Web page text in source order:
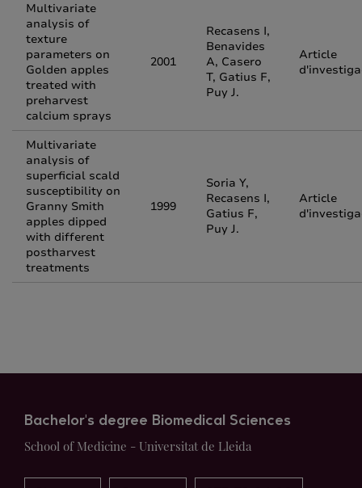
Multivariate
analysis of
texture
parameters on
Golden apples
treated with
preharvest
calcium sprays
2001
Recasens I,
Benavides
A, Casero
T, Gatius F,
Puy J.
Article
Multivariate
analysis of
superficial scald
susceptibility on
Granny Smith
apples dipped
with different
postharvest
treatments
1999
Soria Y,
Recasens I,
Gatius F,
Puy J.
Article
Bachelor's degree Biomedical Sciences
School of Medicine - Universitat de Lleida